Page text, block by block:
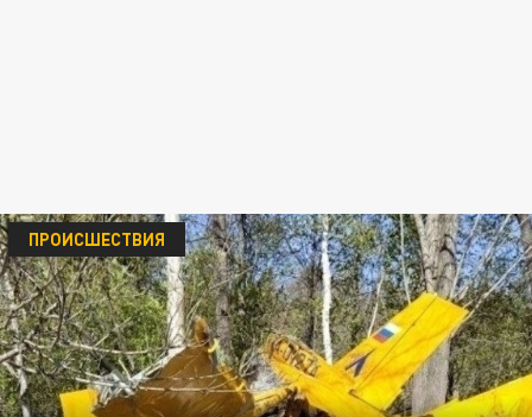
ПРОИСШЕСТВИЯ